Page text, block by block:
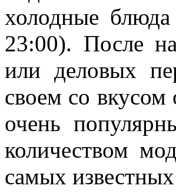
холодные
23:00). После
или деловых
своем со
очень
количеством
самых